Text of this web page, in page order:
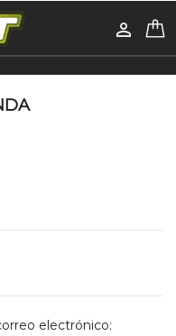

electrónico: